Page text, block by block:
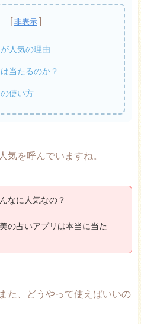
人気の理由
当たるのか？
使い方
気を呼んでいますね。
なに人気なの？
の占いアプリは本当に当た
た、どうやって使えばいいの